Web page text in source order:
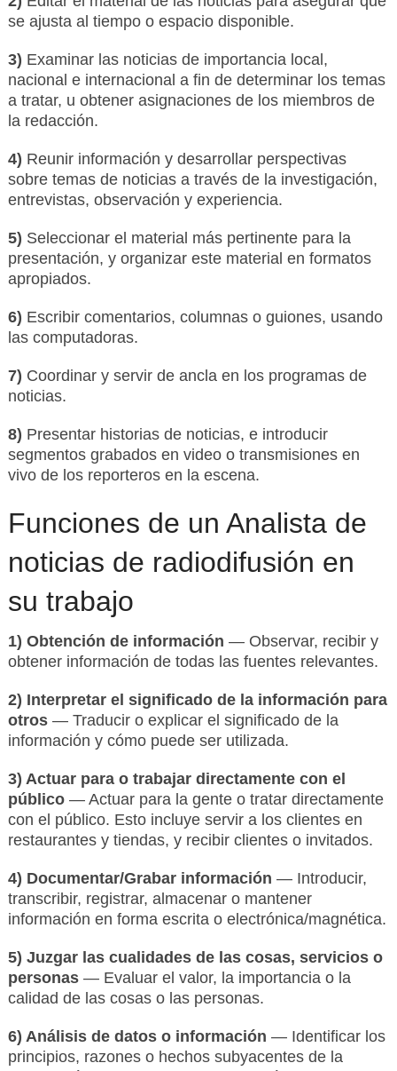
se ajusta al tiempo o espacio disponible.
3) Examinar las noticias de importancia local,
nacional e internacional a fin de determinar los temas
a tratar, u obtener asignaciones de los miembros de
la redacción.
4) Reunir información y desarrollar perspectivas
sobre temas de noticias a través de la investigación,
entrevistas, observación y experiencia.
5) Seleccionar el material más pertinente para la
presentación, y organizar este material en formatos
apropiados.
6) Escribir comentarios, columnas o guiones, usando
las computadoras.
7) Coordinar y servir de ancla en los programas de
noticias.
8) Presentar historias de noticias, e introducir
segmentos grabados en video o transmisiones en
vivo de los reporteros en la escena.
Funciones de un Analista de
noticias de radiodifusión en
su trabajo
1) Obtención de información — Observar, recibir y
obtener información de todas las fuentes relevantes.
2) Interpretar el significado de la información para
otros— Traducir o explicar el significado de la
información y cómo puede ser utilizada.
3) Actuar para o trabajar directamente con el
público— Actuar para la gente o tratar directamente
con el público. Esto incluye servir a los clientes en
restaurantes y tiendas, y recibir clientes o invitados.
4) Documentar/Grabar información — Introducir,
transcribir, registrar, almacenar o mantener
información en forma escrita o electrónica/magnética.
5) Juzgar las cualidades de las cosas, servicios o
personas— Evaluar el valor, la importancia o la
calidad de las cosas o las personas.
6) Análisis de datos o información — Identificar los
principios, razones o hechos subyacentes de la